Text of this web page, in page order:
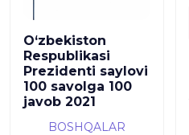
O‘zbekiston
Respublikasi
Prezidenti saylovi
100 savolga 100
javob 2021
BOSHQALAR